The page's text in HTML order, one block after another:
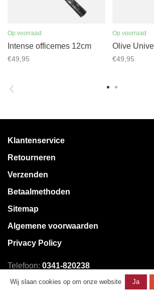
Op voorraad
Intense officemes 12cm
€49,95
Op voorraad
Olive
€49,95
Klantenservice
Retourneren
Verzenden
Betaalmethoden
Sitemap
Algemene voorwaarden
Privacy Policy
Telefoon: 0341-820238
E-mail:
klantenservice@mystore.nl
Wij slaan cookies op om onze website
Ja